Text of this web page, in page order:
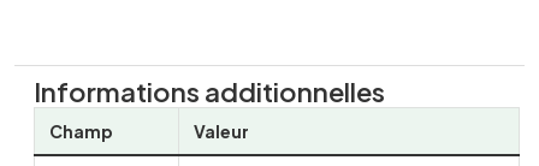
Informations additionnelles
Champ Valeur